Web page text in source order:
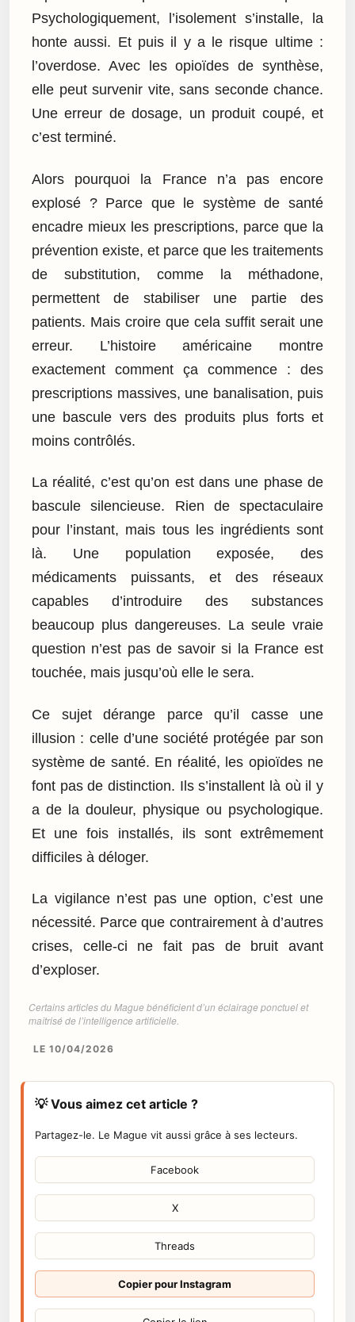
Psychologiquement, l’isolement s’installe, la
honte aussi. Et puis il y a le risque ultime :
l’overdose. Avec les opioïdes de synthèse,
elle peut survenir vite, sans seconde chance.
Une erreur de dosage, un produit coupé, et
c’est terminé.
Alors pourquoi la France n’a pas encore
explosé ? Parce que le système de santé
encadre mieux les prescriptions, parce que la
prévention existe, et parce que les traitements
de substitution, comme la méthadone,
permettent de stabiliser une partie des
patients. Mais croire que cela suffit serait une
erreur. L’histoire américaine montre
exactement comment ça commence : des
prescriptions massives, une banalisation, puis
une bascule vers des produits plus forts et
moins contrôlés.
La réalité, c’est qu’on est dans une phase de
bascule silencieuse. Rien de spectaculaire
pour l’instant, mais tous les ingrédients sont
là. Une population exposée, des
médicaments puissants, et des réseaux
capables d’introduire des substances
beaucoup plus dangereuses. La seule vraie
question n’est pas de savoir si la France est
touchée, mais jusqu’où elle le sera.
Ce sujet dérange parce qu’il casse une
illusion : celle d’une société protégée par son
système de santé. En réalité, les opioïdes ne
font pas de distinction. Ils s’installent là où il y
a de la douleur, physique ou psychologique.
Et une fois installés, ils sont extrêmement
difficiles à déloger.
La vigilance n’est pas une option, c’est une
nécessité. Parce que contrairement à d’autres
crises, celle-ci ne fait pas de bruit avant
d’exploser.
Certains articles du Mague bénéficient d’un éclairage ponctuel et
maîtrisé de l’intelligence artificielle.
LE 10/04/2026
💡 Vous aimez cet article ?
Partagez-le. Le Mague vit aussi grâce à ses lecteurs.
Facebook
X
Threads
Copier pour Instagram